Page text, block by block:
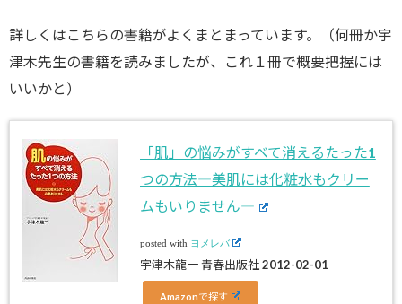
詳しくはこちらの書籍がよくまとまっています。（何冊か宇
津木先生の書籍を読みましたが、これ１冊で概要把握には
いいかと）
「肌」の悩みがすべて消えるたった1
つの方法―美肌には化粧水もクリー
ムもいりません―
posted with ヨメレバ
宇津木龍一 青春出版社 2012-02-01
Amazonで探す